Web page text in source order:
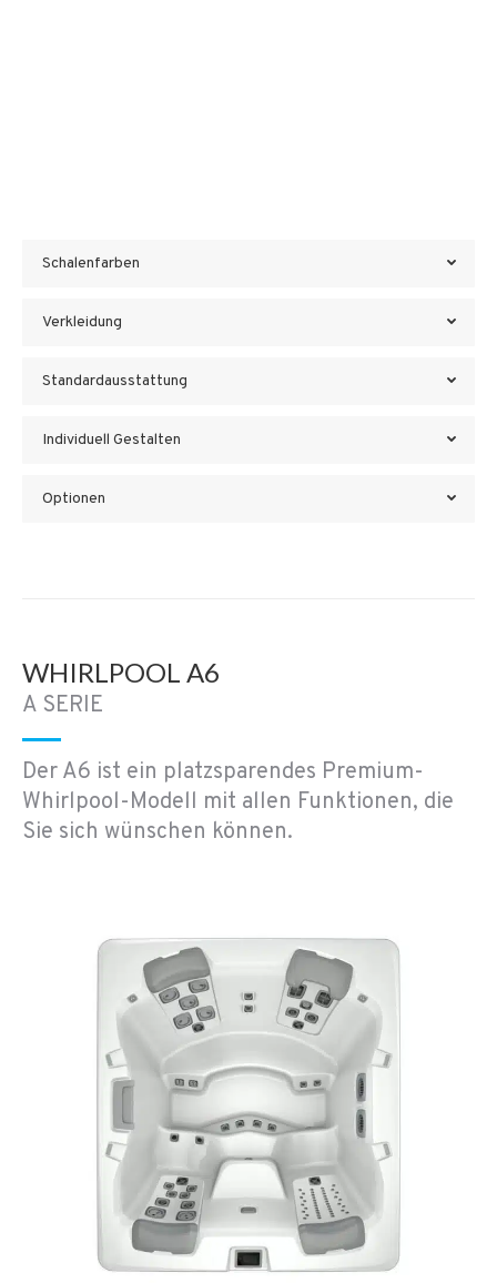
Schalenfarben
Verkleidung
Standardausstattung
Individuell Gestalten
Optionen
WHIRLPOOL A6
A SERIE
Der A6 ist ein platzsparendes Premium-
Whirlpool-Modell mit allen Funktionen, die
Sie sich wünschen können.